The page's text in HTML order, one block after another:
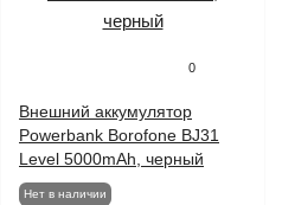
0
Внешний аккумулятор
Powerbank Borofone BJ31
Level 5000mAh, черный
Нет в наличии